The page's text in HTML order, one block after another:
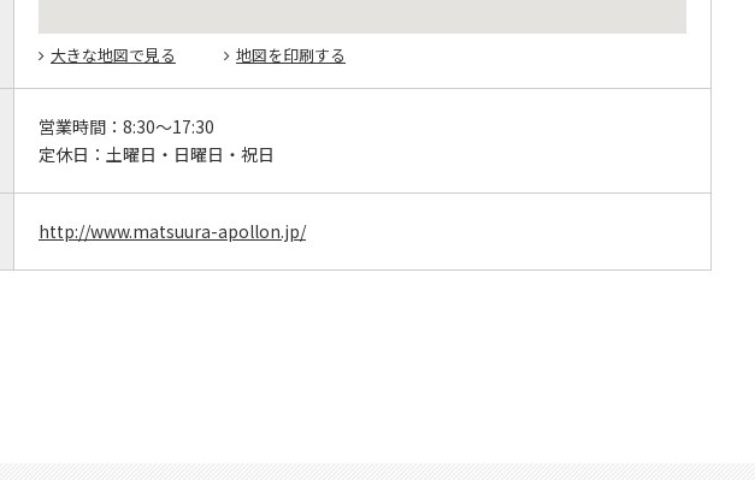
大きな地図で見る 地図を印刷する
営業時間： 8:30～17:30
定休日： 土曜日・日曜日・祝日
http://www.matsuura-apollon.jp/